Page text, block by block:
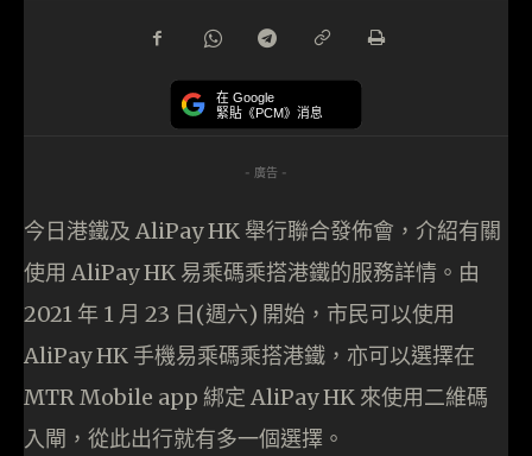
在 Google
緊貼《PCM》消息
- 廣告 -
今日港鐵及 AliPay HK 舉行聯合發佈會，介紹有關
使用 AliPay HK 易乘碼乘搭港鐵的服務詳情。由
2021 年 1 月 23 日(週六) 開始，市民可以使用
AliPay HK 手機易乘碼乘搭港鐵，亦可以選擇在
MTR Mobile app 綁定 AliPay HK 來使用二維碼
入閘，從此出行就有多一個選擇。